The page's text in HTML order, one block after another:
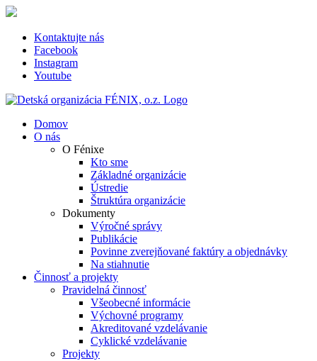
Skip
contentKontaktujte nás
Facebook
Instagram
Youtube
Domov
O nás
O Fénixe
Kto sme
Základné organizácie
Ústredie
Štruktúra organizácie
Dokumenty
Výročné správy
Publikácie
Povinne zverejňované faktúry a objednávky
Na stiahnutie
Činnosť a projekty
Pravidelná činnosť
Všeobecné informácie
Výchovné programy
Akreditované vzdelávanie
Cyklické vzdelávanie
Projekty